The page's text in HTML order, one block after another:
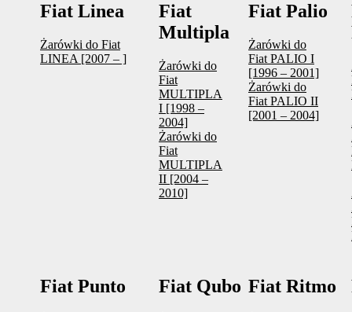
Fiat Linea
Żarówki do Fiat
LINEA [2007 – ]
Fiat
Multipla
Żarówki do
Fiat
MULTIPLA
I [1998 –
2004]
Żarówki do
Fiat
MULTIPLA
II [2004 –
2010]
Fiat Palio
Żarówki do
Fiat PALIO I
[1996 – 2001]
Żarówki do
Fiat PALIO II
[2001 – 2004]
Fiat Punto Fiat Qubo Fiat Ritmo